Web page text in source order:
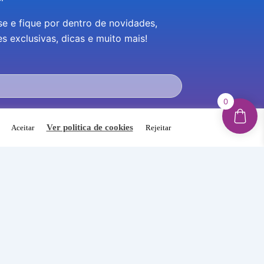
e fique por dentro de novidades,
exclusivas, dicas e muito mais!
novidades e promoções por e-mail e
a Política de Privacidade do site.
Aceitar Ver politica de cookies Rejeitar
0